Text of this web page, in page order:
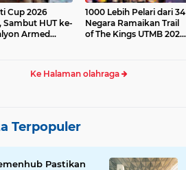
Cup 2026
Sambut HUT ke-
Armed
1000 Lebih Pelari dari 34
Negara Ramaikan Trail
of The Kings UTMB 2026
Ke Halaman olahraga
Terpopuler
Pastikan